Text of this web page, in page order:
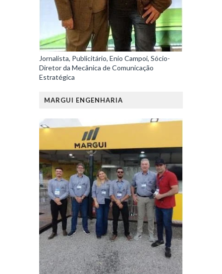
Jornalista, Publicitário, Enio Campoi, Sócio-
Diretor da Mecânica de Comunicação
Estratégica
MARGUI ENGENHARIA